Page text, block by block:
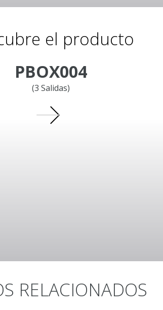
el producto
PBOX004
(3 Salidas)
RELACIONADOS